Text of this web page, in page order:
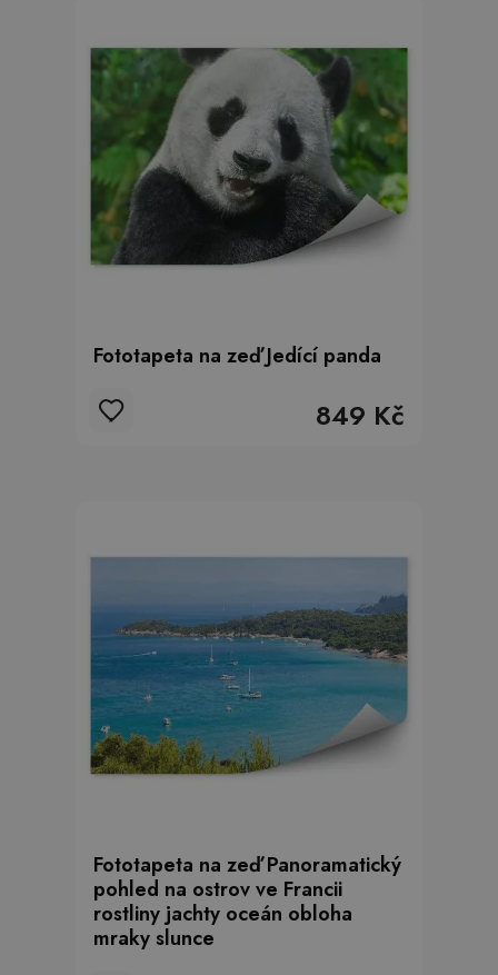
Fototapeta na zeď Jedící panda
849 Kč
Fototapeta na zeď Panoramatický
pohled na ostrov ve Francii
rostliny jachty oceán obloha
mraky slunce